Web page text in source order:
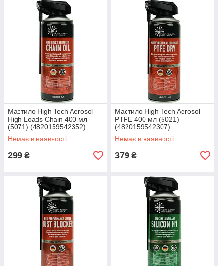
Мастило High Tech Aerosol
High Loads Chain 400 мл
(5071) (4820159542352)
Немає в наявності
299 ₴
Мастило High Tech Aerosol
PTFE 400 мл (5021)
(4820159542307)
Немає в наявності
379 ₴